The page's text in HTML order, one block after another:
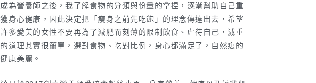
成為營養師之後，我了解食物的分類與份量的拿捏，逐漸幫助自己重
獲身心健康，因此決定把「瘦身之前先吃飽」的理念傳達出去，希望
許多愛美的女性不要再為了減肥而刻薄的限制飲食、虐待自己，減重
的道理其實很簡單，選對食物、吃對比例，身心都滿足了，自然瘦的
健康美麗。